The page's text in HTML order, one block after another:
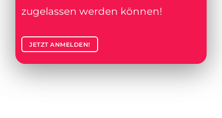
zugelassen werden können!
JETZT ANMELDEN!